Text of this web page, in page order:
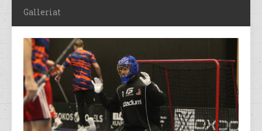
Galleriat